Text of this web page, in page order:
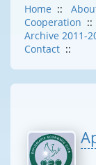
Home ::
Cooperation ::
Archive 2011-
Contact ::